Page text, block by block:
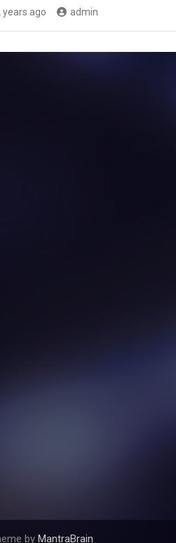
years ago admin
by MantraBrain